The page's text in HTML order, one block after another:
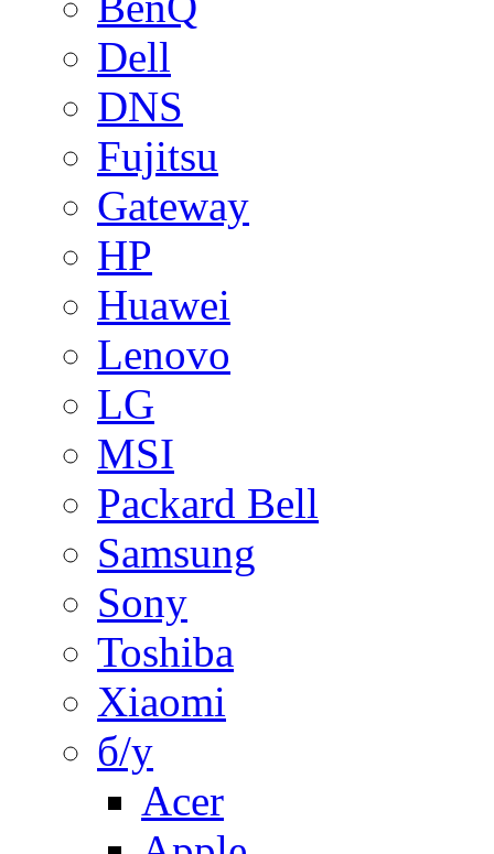
Dell
DNS
Fujitsu
Gateway
HP
Huawei
Lenovo
LG
MSI
Packard Bell
Samsung
Sony
Toshiba
Xiaomi
б/у
Acer